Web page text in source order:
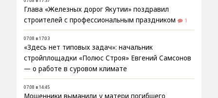
Глава «Железных дорог Якутии» поздравил
строителей с профессиональным праздником
1
07.08 в 17:03
«Здесь нет типовых задач»: начальник
стройплощадки «Полюс Строя» Евгений Самсонов
— о работе в суровом климате
07.08 в 14:45
Мошенники выманили у матери погибшего